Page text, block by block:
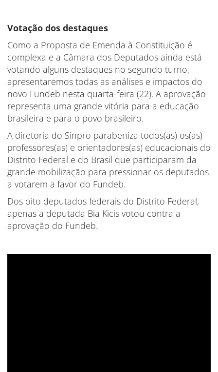
Votação dos destaques
Como a Proposta de Emenda à Constituição é
complexa e a Câmara dos Deputados ainda está
votando alguns destaques no segundo turno,
apresentaremos todas as análises e impactos do
novo Fundeb nesta quarta-feira (22). A aprovação
representa uma grande vitória para a educação
brasileira e para o povo brasileiro.
A diretoria do Sinpro parabeniza todos(as) os(as)
professores(as) e orientadores(as) educacionais do
Distrito Federal e do Brasil que participaram da
grande mobilização para pressionar os deputados
a votarem a favor do Fundeb.
Dos oito deputados federais do Distrito Federal,
apenas a deputada Bia Kicis votou contra a
aprovação do Fundeb.